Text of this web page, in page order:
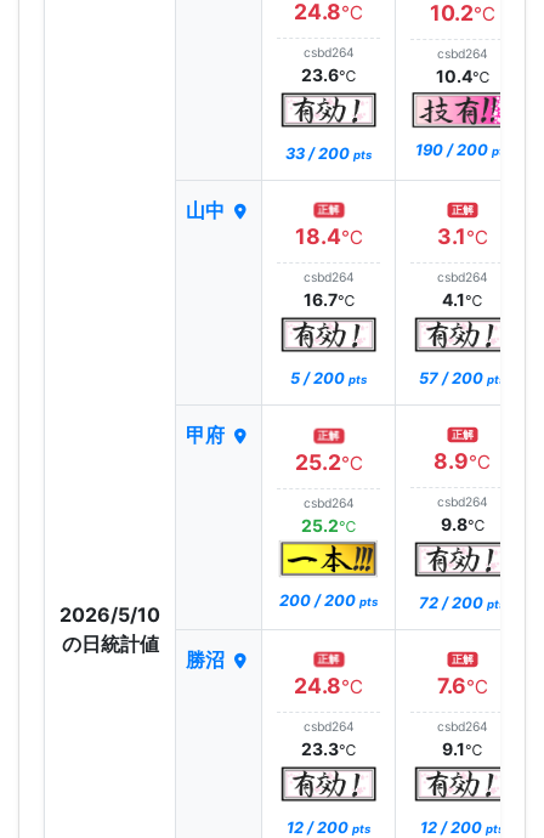
2026/5/10
の日統計値
24.8℃
csbd264
23.6℃
33 / 200 pts
10.2℃
csbd264
10.4℃
190 / 200 pts
山中 正解
18.4℃
csbd264
16.7℃
5 / 200 pts
正解
3.1℃
csbd264
4.1℃
57 / 200 pts
甲府 正解
25.2℃
csbd264
25.2℃
200 / 200 pts
正解
8.9℃
csbd264
9.8℃
72 / 200 pts
勝沼 正解
24.8℃
csbd264
23.3℃
12 / 200 pts
正解
7.6℃
csbd264
9.1℃
12 / 200 pts